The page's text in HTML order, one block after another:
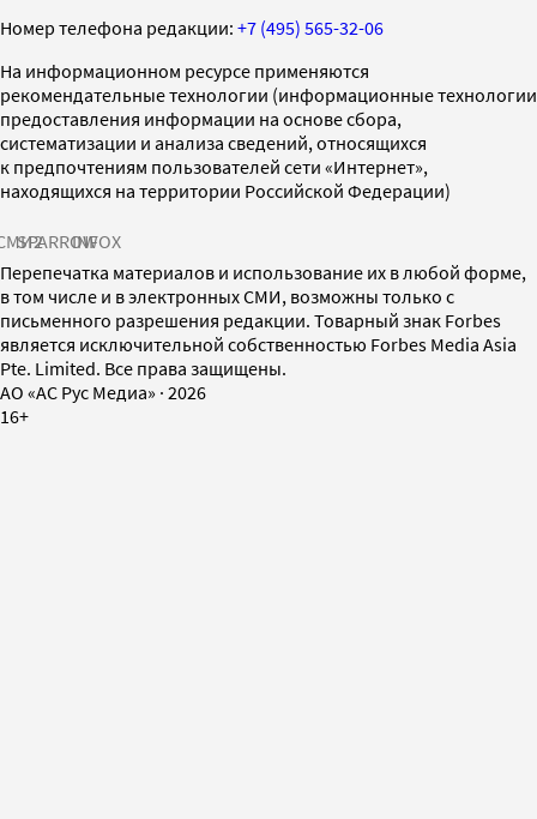
Номер телефона редакции: +7 (495) 565-32-06
На информационном ресурсе применяются
рекомендательные технологии (информационные технологии
предоставления информации на основе сбора,
систематизации и анализа сведений, относящихся
к предпочтениям пользователей сети «Интернет»,
находящихся на территории Российской Федерации)
SPARROWINFOX
Перепечатка материалов и использование их в любой форме,
в том числе и в электронных СМИ, возможны только с
письменного разрешения редакции. Товарный знак Forbes
является исключительной собственностью Forbes Media Asia
Pte. Limited. Все права защищены.
AO «АС Рус Медиа» · 2026
16+